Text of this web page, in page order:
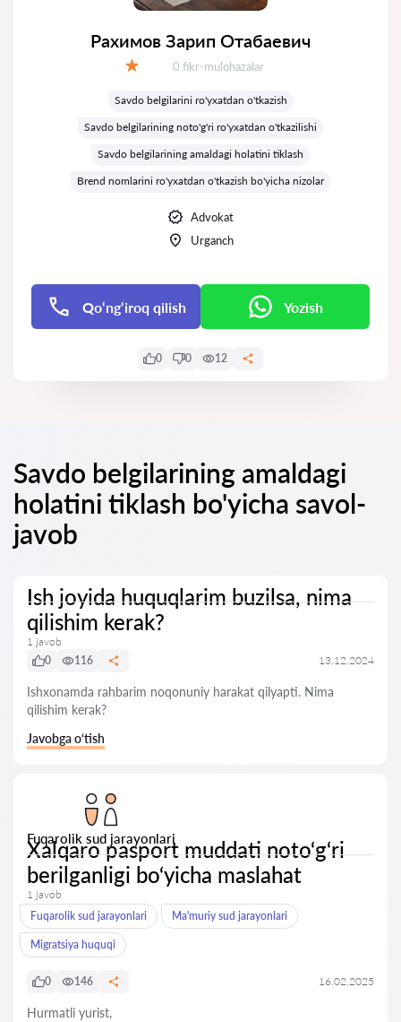
Рахимов Зарип Отабаевич
Fikrlar:
0 fikr-mulohazalar
Savdo belgilarini ro'yxatdan o'tkazish
Savdo belgilarining noto'g'ri ro'yxatdan o'tkazilishi
Savdo belgilarining amaldagi holatini tiklash
Brend nomlarini ro'yxatdan o'tkazish bo'yicha nizolar
Advokat
Urganch
Qo‘ng‘iroq qilish Yozish
0 0 12
Savdo belgilarining amaldagi
holatini tiklash bo'yicha savol-
javob
Ish joyida huquqlarim buzilsa, nima
qilishim kerak?
1 javob
0
116 13.12.2024
Ishxonamda rahbarim noqonuniy harakat qilyapti. Nima
qilishim kerak?
Javobga o‘tish
Fuqarolik sud jarayonlari
Xalqaro pasport muddati noto‘g‘ri
berilganligi bo‘yicha maslahat
1 javob
Fuqarolik sud jarayonlari
Ma'muriy sud jarayonlari
Migratsiya huquqi
0 146 16.02.2025
Hurmatli yurist,